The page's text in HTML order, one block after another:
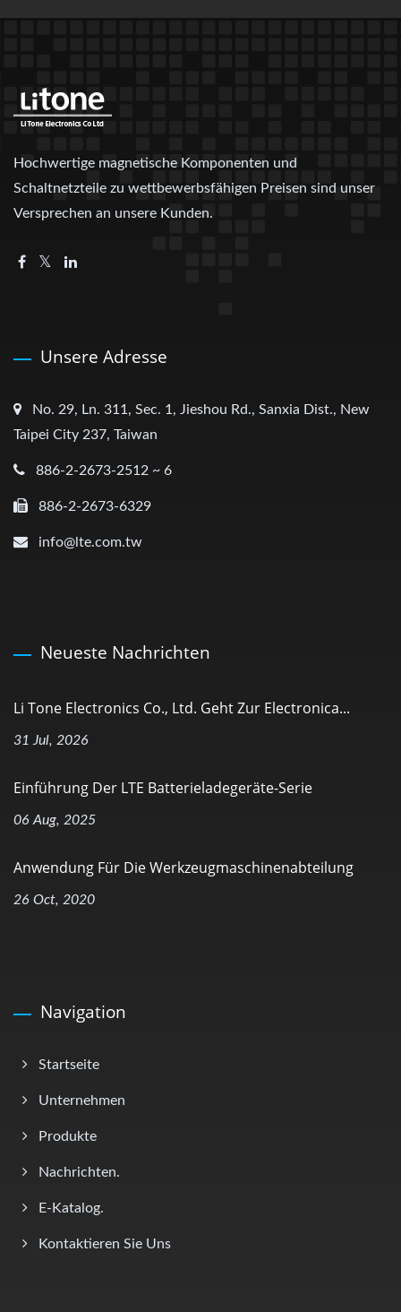
Hochwertige magnetische Komponenten und
Schaltnetzteile zu wettbewerbsfähigen Preisen sind unser
Versprechen an unsere Kunden.
Unsere Adresse
No. 29, Ln. 311, Sec. 1, Jieshou Rd., Sanxia Dist., New
Taipei City 237, Taiwan
886-2-2673-2512 ~ 6
886-2-2673-6329
info@lte.com.tw
Neueste Nachrichten
Li Tone Electronics Co., Ltd. Geht Zur Electronica...
31 Jul, 2026
Einführung Der LTE Batterieladegeräte-Serie
06 Aug, 2025
Anwendung Für Die Werkzeugmaschinenabteilung
26 Oct, 2020
Navigation
Startseite
Unternehmen
Produkte
Nachrichten.
E-Katalog.
Kontaktieren Sie Uns